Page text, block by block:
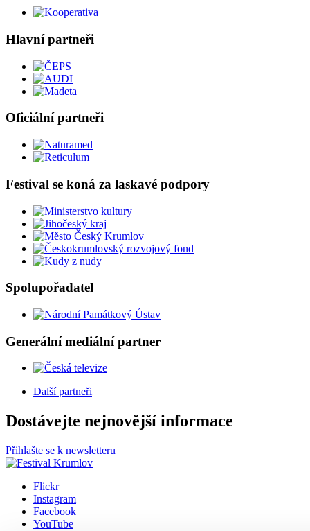
Hlavní partneři
Oficiální partneři
Festival se koná za laskavé podpory
Spolupořadatel
Generální mediální partner
Další partneři
Dostávejte nejnovější informace
Přihlašte se k newsletteru
Flickr
Instagram
Facebook
YouTube